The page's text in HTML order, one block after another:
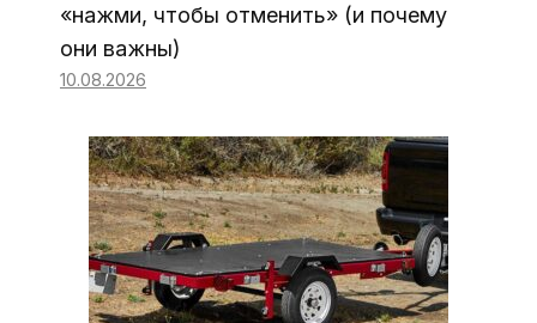
«нажми, чтобы отменить» (и почему
они важны)
10.08.2026